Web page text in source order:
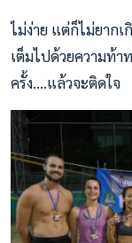
ไม่ง่าย แต่ก็ไม่ยาก
เต็มไปด้วยความท้
ครั้ง....แล้วจะติดใจ